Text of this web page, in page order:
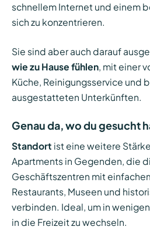
schnellem Internet und einem
sich zu konzentrieren.
Sie sind aber auch darauf
wie zu Hause fühlen, mit einer
Küche, Reinigungsservice und
ausgestatteten Unterkünften.
Genau da, wo du gesucht
Standort ist eine weitere
Apartments in Gegenden, die
Geschäftszentren mit
Restaurants, Museen und
verbinden. Ideal, um in
in die Freizeit zu wechseln.